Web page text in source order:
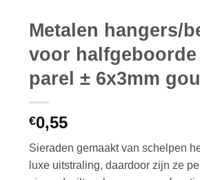
Metalen hangers/
voor
parel ± 6x3mm
€0,55
Sieraden gemaakt van schelpen
luxe uitstraling, daardoor zijn ze